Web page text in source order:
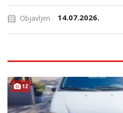
Objavljen 14.07.2026.
12